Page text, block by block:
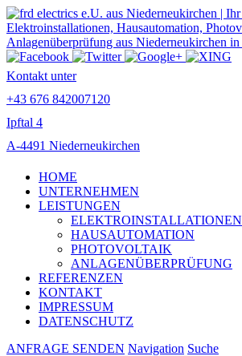
Kontakt unter
+43 676 842007120
Ipftal 4
A-4491 Niederneukirchen
HOME
UNTERNEHMEN
LEISTUNGEN
ELEKTROINSTALLATIONEN
HAUSAUTOMATION
PHOTOVOLTAIK
ANLAGENÜBERPRÜFUNG
REFERENZEN
KONTAKT
IMPRESSUM
DATENSCHUTZ
ANFRAGE SENDEN Navigation Suche